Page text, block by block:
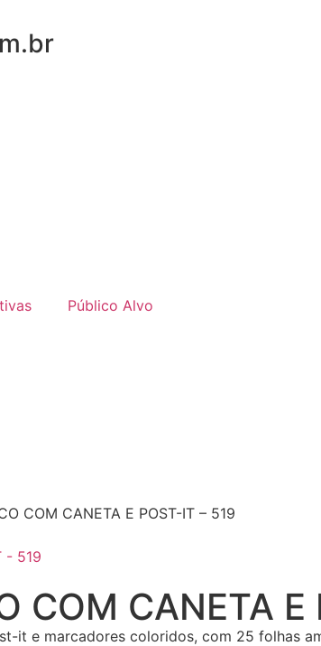
Público Alvo
COM CANETA E POST-IT – 519
COM CANETA
it e marcadores coloridos, com 25 folhas